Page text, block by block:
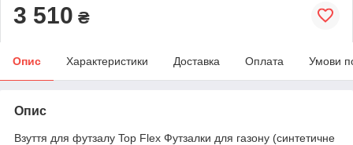
3 510 ₴
Опис Характеристики Доставка Оплата Умови
Опис
Взуття для футзалу Top Flex Футзалки для газону (синтетичне